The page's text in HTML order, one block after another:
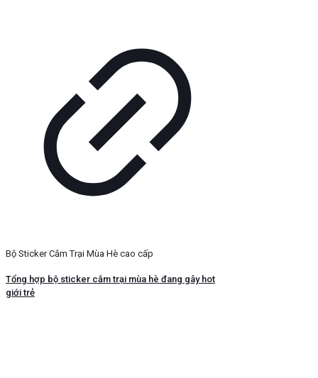
Bộ Sticker Cắm Trại Mùa Hè cao cấp
Tổng hợp bộ sticker cắm trại mùa hè đang gây hot
giới trẻ